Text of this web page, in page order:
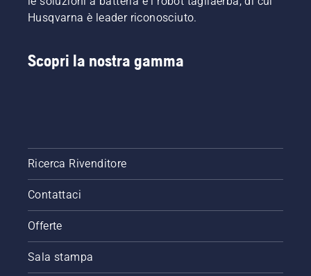
Husqvarna è leader riconosciuto.
Scopri la nostra gamma
Ricerca Rivenditore
Contattaci
Offerte
Sala stampa